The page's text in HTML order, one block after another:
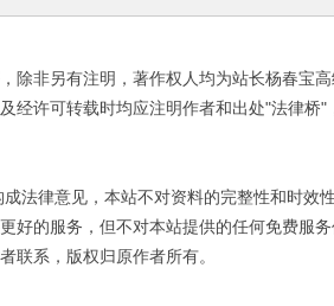
除非另有注明，著作权人均为站长杨春宝
经许可转载时均应注明作者和出处"法律桥"
律意见，本站不对资料的完整性和时效
好的服务，但不对本站提供的任何免费服
联系，版权归原作者所有。